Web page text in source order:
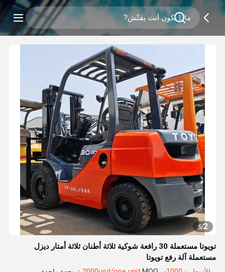
2
/
5
تويوتا مستعملة 30 رافعة شوكية ثلاثة أطنان ثلاثة أمتار ديزل
مستعملة آلة رفع تويوتا